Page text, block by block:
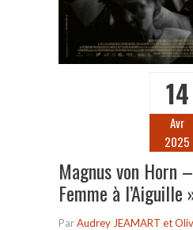
14
Avr
2025
Magnus von Horn
Femme à l’Aiguille
ParAudrey JEAMART et